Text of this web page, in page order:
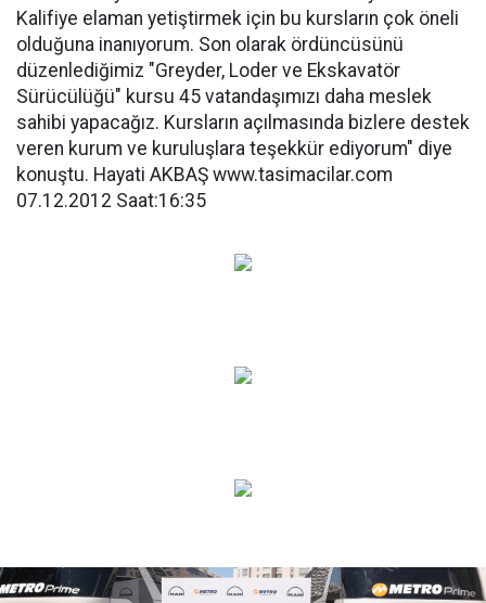
Kalifiye elaman yetiştirmek için bu kursların çok öneli
olduğuna inanıyorum. Son olarak ördüncüsünü
düzenlediğimiz "Greyder, Loder ve Ekskavatör
Sürücülüğü" kursu 45 vatandaşımızı daha meslek
sahibi yapacağız. Kursların açılmasında bizlere destek
veren kurum ve kuruluşlara teşekkür ediyorum" diye
konuştu. Hayati AKBAŞ www.tasimacilar.com
07.12.2012 Saat:16:35